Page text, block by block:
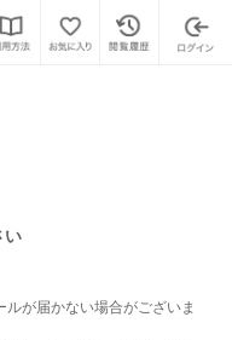
せ
い
が届かない場合がございま